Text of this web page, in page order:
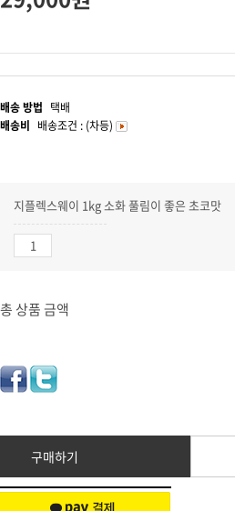
배송 방법 택배
배송비 배송조건 : (차등)
지플렉스웨이 1kg 소화 풀림이 좋은 초코맛
총 상품 금액
구매하기